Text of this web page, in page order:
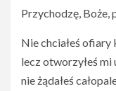
Przychodzę, Boże,
Nie chciałeś ofiary
lecz otworzyłeś mi
nie żądałeś